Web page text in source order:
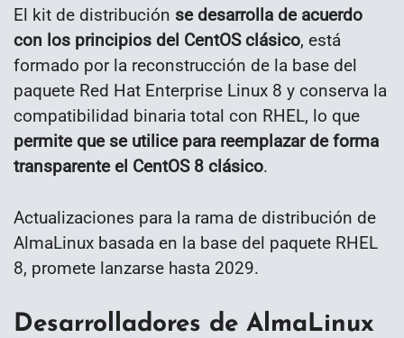
El kit de distribución se desarrolla de acuerdo
con los principios del CentOS clásico, está
formado por la reconstrucción de la base del
paquete Red Hat Enterprise Linux 8 y conserva la
compatibilidad binaria total con RHEL, lo que
permite que se utilice para reemplazar de forma
transparente el CentOS 8 clásico.
Actualizaciones para la rama de distribución de
AlmaLinux basada en la base del paquete RHEL
8, promete lanzarse hasta 2029.
Desarrolladores de AlmaLinux